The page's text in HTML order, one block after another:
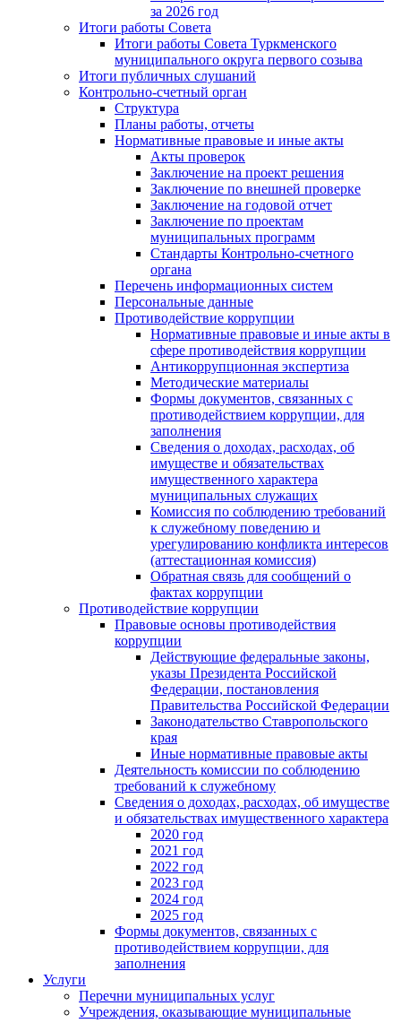
за 2026 год
Итоги работы Совета
Итоги работы Совета Туркменского
муниципального округа первого созыва
Итоги публичных слушаний
Контрольно-счетный орган
Структура
Планы работы, отчеты
Нормативные правовые и иные акты
Акты проверок
Заключение на проект решения
Заключение по внешней проверке
Заключение на годовой отчет
Заключение по проектам
муниципальных программ
Стандарты Контрольно-счетного
органа
Перечень информационных систем
Персональные данные
Противодействие коррупции
Нормативные правовые и иные акты в
сфере противодействия коррупции
Антикоррупционная экспертиза
Методические материалы
Формы документов, связанных с
противодействием коррупции, для
заполнения
Сведения о доходах, расходах, об
имуществе и обязательствах
имущественного характера
муниципальных служащих
Комиссия по соблюдению требований
к служебному поведению и
урегулированию конфликта интересов
(аттестационная комиссия)
Обратная связь для сообщений о
фактах коррупции
Противодействие коррупции
Правовые основы противодействия
коррупции
Действующие федеральные законы,
указы Президента Российской
Федерации, постановления
Правительства Российской Федерации
Законодательство Ставропольского
края
Иные нормативные правовые акты
Деятельность комиссии по соблюдению
требований к служебному
Сведения о доходах, расходах, об имуществе
и обязательствах имущественного характера
2020 год
2021 год
2022 год
2023 год
2024 год
2025 год
Формы документов, связанных с
противодействием коррупции, для
заполнения
Услуги
Перечни муниципальных услуг
Учреждения, оказывающие муниципальные